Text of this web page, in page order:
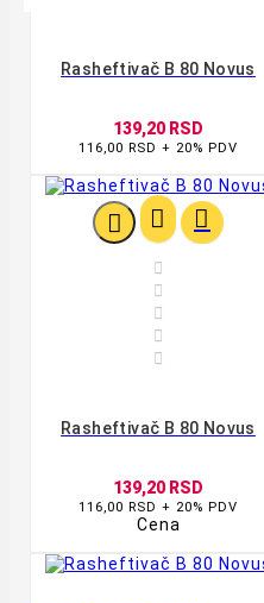
Rasheftivač B 80 Novus
139,20 RSD
116,00 RSD + 20% PDV
  





Rasheftivač B 80 Novus
139,20 RSD
116,00 RSD + 20% PDV
Cena